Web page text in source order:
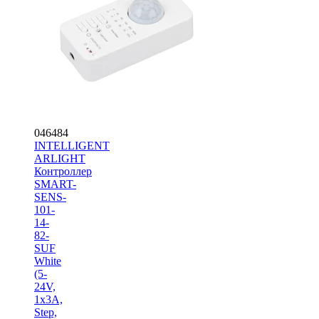
046484
INTELLIGENT
ARLIGHT
Контроллер
SMART-
SENS-
101-
14-
82-
SUF
White
(5-
24V,
1x3A,
Step,